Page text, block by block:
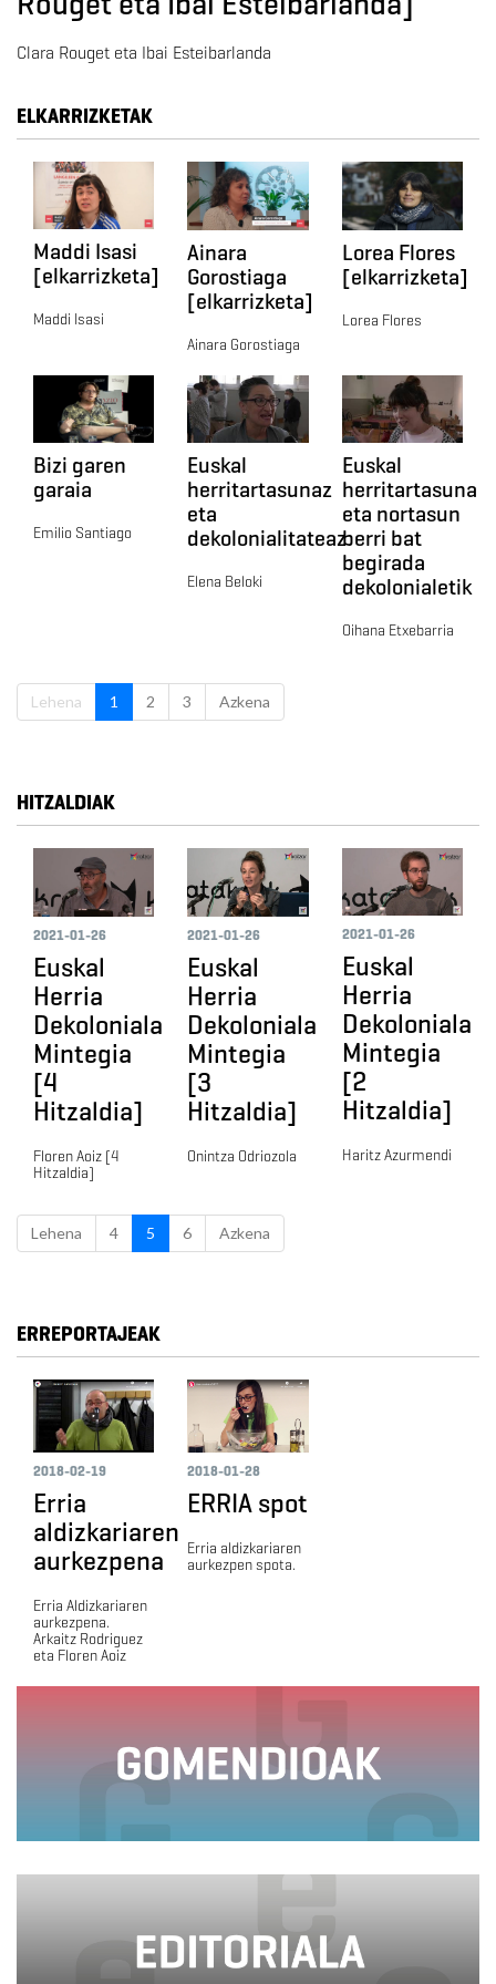
Clara Rouget eta Ibai Esteibarlanda
ELKARRIZKETAK
Maddi Isasi
[elkarrizketa]
Maddi Isasi
Ainara
Gorostiaga
[elkarrizketa]
Ainara Gorostiaga
Lorea Flores
[elkarrizketa]
Lorea Flores
Bizi garen
garaia
Emilio Santiago
Euskal
herritartasunaz
eta
dekolonialitateaz
Elena Beloki
Euskal
herritartasuna
eta nortasun
berri bat
begirada
dekolonialetik
Oihana Etxebarria
Lehena 1 2 3 Azkena
HITZALDIAK
2021-01-26
Euskal
Herria
Dekoloniala
Mintegia
[4
Hitzaldia]
Floren Aoiz [4
Hitzaldia]
2021-01-26
Euskal
Herria
Dekoloniala
Mintegia
[3
Hitzaldia]
Onintza Odriozola
2021-01-26
Euskal
Herria
Dekoloniala
Mintegia
[2
Hitzaldia]
Haritz Azurmendi
Lehena 4 5 6 Azkena
ERREPORTAJEAK
2018-02-19
Erria
aldizkariaren
aurkezpena
Erria Aldizkariaren
aurkezpena.
Arkaitz Rodriguez
eta Floren Aoiz
2018-01-28
ERRIA spot
Erria aldizkariaren
aurkezpen spota.